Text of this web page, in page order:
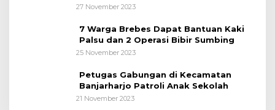
27 November 2023
7 Warga Brebes Dapat Bantuan Kaki
Palsu dan 2 Operasi Bibir Sumbing
25 November 2023
Petugas Gabungan di Kecamatan
Banjarharjo Patroli Anak Sekolah
21 November 2023